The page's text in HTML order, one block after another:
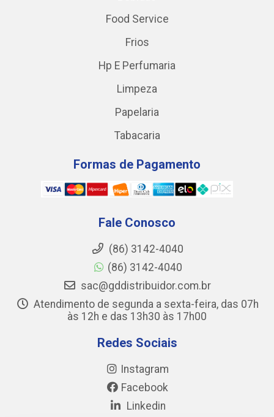
Food Service
Frios
Hp E Perfumaria
Limpeza
Papelaria
Tabacaria
Formas de Pagamento
Fale Conosco
(86) 3142-4040
(86) 3142-4040
sac@gddistribuidor.com.br
Atendimento de segunda a sexta-feira, das 07h
às 12h e das 13h30 às 17h00
Redes Sociais
Instagram
Facebook
Linkedin